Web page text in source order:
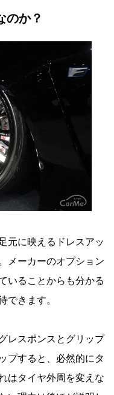
のか？
元に映えるドレスアッ
メーカーのオプション
いることからも分かる
できます。
レスポンスとグリップ
プすると、必然的にタ
はタイヤ外周を変えな